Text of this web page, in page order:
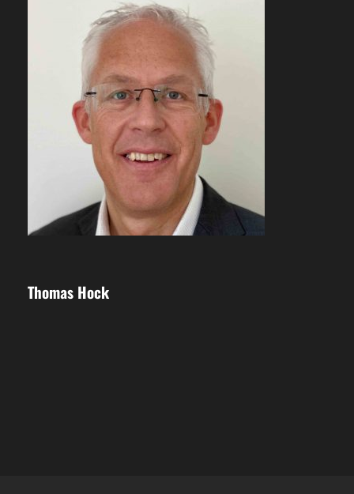
Thomas Hock